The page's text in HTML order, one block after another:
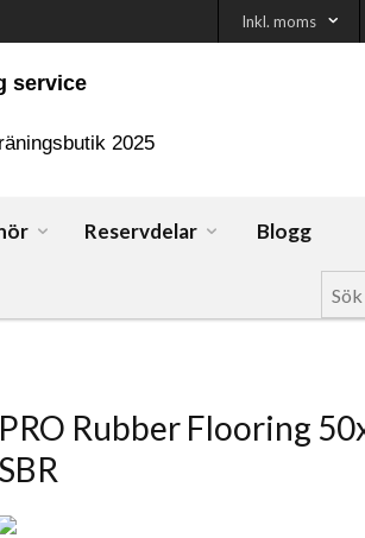
Inkl. moms
service
2025
Reservdelar Blogg
PRO Rubber Flooring
SBR